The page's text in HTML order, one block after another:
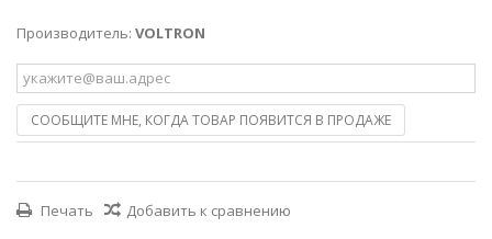
Производитель: VOLTRON
СООБЩИТЕ МНЕ, КОГДА ТОВАР ПОЯВИТСЯ В ПРОДАЖЕ
Печать Добавить к сравнению